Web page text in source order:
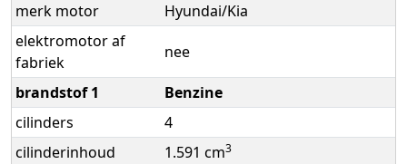
merk motor
Hyundai/Kia
elektromotor af
fabriek
nee
brandstof 1
Benzine
cilinders
4
cilinderinhoud
1.591 cm3